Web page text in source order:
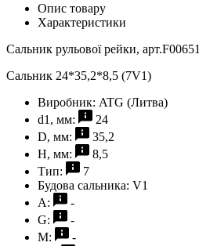
Опис товару
Характеристики
Сальник рульової рейки, арт.F00651
Сальник 24*35,2*8,5 (7V1)
Виробник: ATG (Литва)
d1, мм:
24
D, мм:
35,2
H, мм:
8,5
Тип:
7
Будова сальника: V1
A:
-
G:
-
M:
-